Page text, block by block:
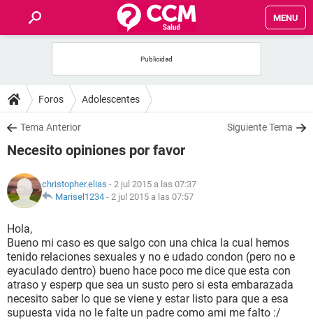
MENU
FOROS
SALUD
NUTRICIÓN
BIENESTAR
SEXUALIDAD
GLOSARIO
Foros Adolescentes
Tema Anterior Siguiente Tema
Necesito opiniones por favor
christopher.elias - 2 jul 2015 a las 07:37
Marisel1234 - 2 jul 2015 a las 07:57
Hola,
Bueno mi caso es que salgo con una chica la cual hemos
tenido relaciones sexuales y no e udado condon (pero no e
eyaculado dentro) bueno hace poco me dice que esta con
atraso y esperp que sea un susto pero si esta embarazada
necesito saber lo que se viene y estar listo para que a esa
supuesta vida no le falte un padre como ami me falto :/